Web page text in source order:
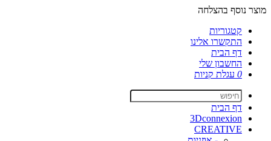
מוצר נוסף בהצלחה
קטגוריות
התקשרו אלינו
דף הבית
החשבון שלי
0 עגלת קניות
דף הבית
3Dconnexion
CREATIVE